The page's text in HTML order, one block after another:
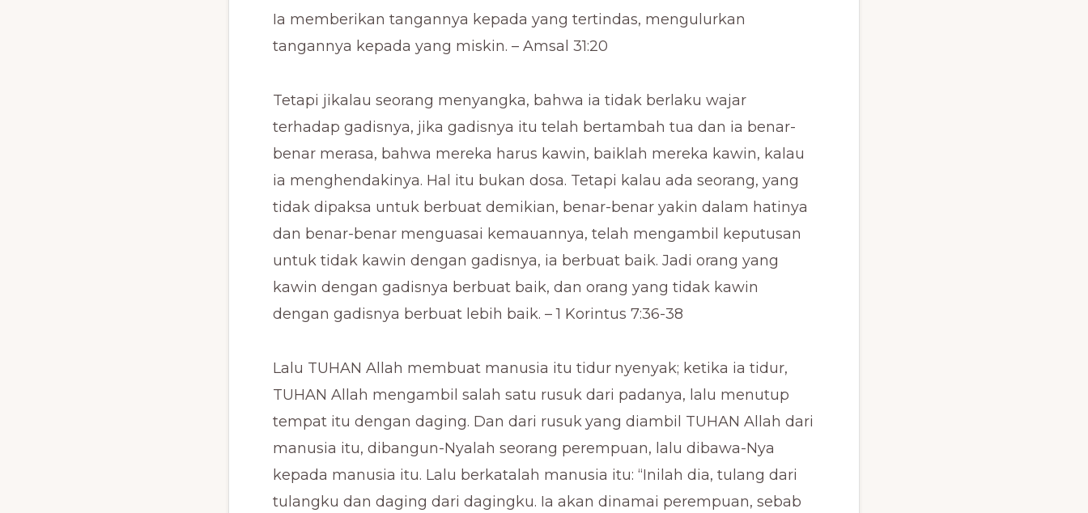
Ia memberikan tangannya kepada yang tertindas, mengulurkan
tangannya kepada yang miskin. – Amsal 31:20
Tetapi jikalau seorang menyangka, bahwa ia tidak berlaku wajar
terhadap gadisnya, jika gadisnya itu telah bertambah tua dan ia benar-
benar merasa, bahwa mereka harus kawin, baiklah mereka kawin, kalau
ia menghendakinya. Hal itu bukan dosa. Tetapi kalau ada seorang, yang
tidak dipaksa untuk berbuat demikian, benar-benar yakin dalam hatinya
dan benar-benar menguasai kemauannya, telah mengambil keputusan
untuk tidak kawin dengan gadisnya, ia berbuat baik. Jadi orang yang
kawin dengan gadisnya berbuat baik, dan orang yang tidak kawin
dengan gadisnya berbuat lebih baik. – 1 Korintus 7:36-38
Lalu TUHAN Allah membuat manusia itu tidur nyenyak; ketika ia tidur,
TUHAN Allah mengambil salah satu rusuk dari padanya, lalu menutup
tempat itu dengan daging. Dan dari rusukyang diambil TUHAN Allah dari
manusia itu, dibangun-Nyalah seorang perempuan, lalu dibawa-Nya
kepada manusia itu. Lalu berkatalah manusia itu: “Inilah dia, tulang dari
tulangku dan daging dari dagingku. Ia akan dinamai perempuan, sebab